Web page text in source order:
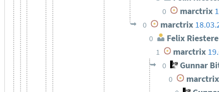
0 marctrix
0 marctrix
0 Felix
1 marctrix
0 Gunnar
0 marctrix